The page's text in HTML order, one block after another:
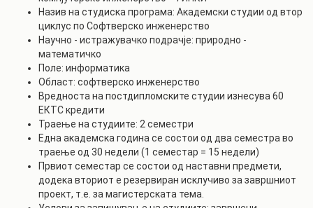
Назив на студиска програма: Академски студии од втор
циклус по Софтверско инженерство
Научно - истражувачко подрачје: природно -
математичко
Поле: информатика
Област: софтверско инженерство
Вредноста на постдипломските студии изнесува 60
ЕКТС кредити
Траење на студиите: 2 семестри
Една академска година се состои од два семестра во
траење од 30 недели (1 семестар = 15 недели)
Првиот семестар се состои од наставни предмети,
додека вториот е резервиран исклучиво за завршниот
проект, т.е. за магистерската тема.